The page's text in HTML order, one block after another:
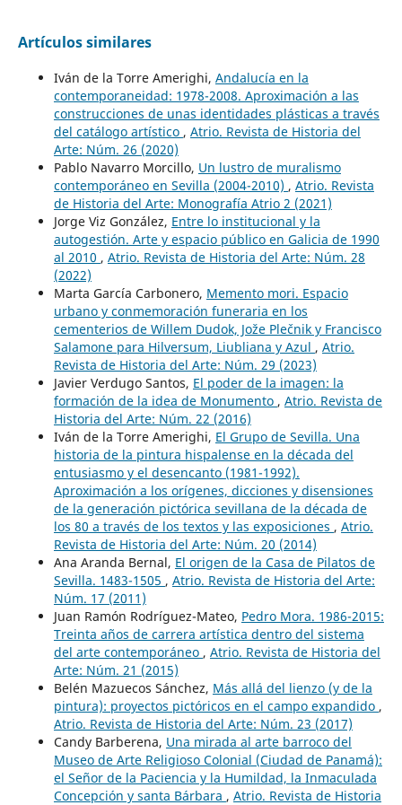
Artículos similares
Iván de la Torre Amerighi, Andalucía en la
contemporaneidad: 1978-2008. Aproximación a las
construcciones de unas identidades plásticas a través
del catálogo artístico , Atrio. Revista de Historia del
Arte: Núm. 26 (2020)
Pablo Navarro Morcillo, Un lustro de muralismo
contemporáneo en Sevilla (2004-2010) , Atrio. Revista
de Historia del Arte: Monografía Atrio 2 (2021)
Jorge Viz González, Entre lo institucional y la
autogestión. Arte y espacio público en Galicia de 1990
al 2010 , Atrio. Revista de Historia del Arte: Núm. 28
(2022)
Marta García Carbonero, Memento mori. Espacio
urbano y conmemoración funeraria en los
cementerios de Willem Dudok, Jože Plečnik y Francisco
Salamone para Hilversum, Liubliana y Azul , Atrio.
Revista de Historia del Arte: Núm. 29 (2023)
Javier Verdugo Santos, El poder de la imagen: la
formación de la idea de Monumento , Atrio. Revista de
Historia del Arte: Núm. 22 (2016)
Iván de la Torre Amerighi, El Grupo de Sevilla. Una
historia de la pintura hispalense en la década del
entusiasmo y el desencanto (1981-1992).
Aproximación a los orígenes, dicciones y disensiones
de la generación pictórica sevillana de la década de
los 80 a través de los textos y las exposiciones , Atrio.
Revista de Historia del Arte: Núm. 20 (2014)
Ana Aranda Bernal, El origen de la Casa de Pilatos de
Sevilla. 1483-1505 , Atrio. Revista de Historia del Arte:
Núm. 17 (2011)
Juan Ramón Rodríguez-Mateo, Pedro Mora. 1986-2015:
Treinta años de carrera artística dentro del sistema
del arte contemporáneo , Atrio. Revista de Historia del
Arte: Núm. 21 (2015)
Belén Mazuecos Sánchez, Más allá del lienzo (y de la
pintura): proyectos pictóricos en el campo expandido ,
Atrio. Revista de Historia del Arte: Núm. 23 (2017)
Candy Barberena, Una mirada al arte barroco del
Museo de Arte Religioso Colonial (Ciudad de Panamá):
el Señor de la Paciencia y la Humildad, la Inmaculada
Concepción y santa Bárbara , Atrio. Revista de Historia